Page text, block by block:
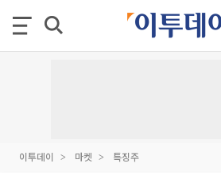
이투데이 마켓 특징주